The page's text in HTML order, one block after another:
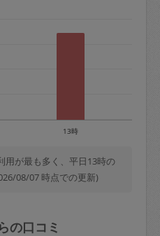
ています。
13時
用が最も多く、平日13時の
08/07 時点での更新)
の口コミ